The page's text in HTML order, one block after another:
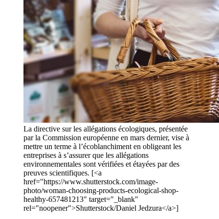
La directive sur les allégations écologiques, présentée
par la Commission européenne en mars dernier, vise à
mettre un terme à l’écoblanchiment en obligeant les
entreprises à s’assurer que les allégations
environnementales sont vérifiées et étayées par des
preuves scientifiques. [<a
href="https://www.shutterstock.com/image-
photo/woman-choosing-products-ecological-shop-
healthy-657481213" target="_blank"
rel="noopener">Shutterstock/Daniel Jedzura</a>]